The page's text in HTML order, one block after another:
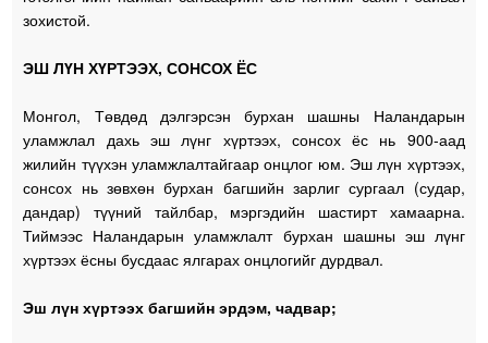
зохистой.
ЭШ ЛҮН ХҮРТЭЭХ, СОНСОХ ЁС
Монгол, Төвдөд дэлгэрсэн бурхан шашны Наландарын
уламжлал дахь эш лүнг хүртээх, сонсох ёс нь 900-аад
жилийн түүхэн уламжлалтайгаар онцлог юм. Эш лүн хүртээх,
сонсох нь зөвхөн бурхан багшийн зарлиг сургаал (судар,
дандар) түүний тайлбар, мэргэдийн шастирт хамаарна.
Тиймээс Наландарын уламжлалт бурхан шашны эш лүнг
хүртээх ёсны бусдаас ялгарах онцлогийг дурдвал.
Эш лүн хүртээх багшийн эрдэм, чадвар;